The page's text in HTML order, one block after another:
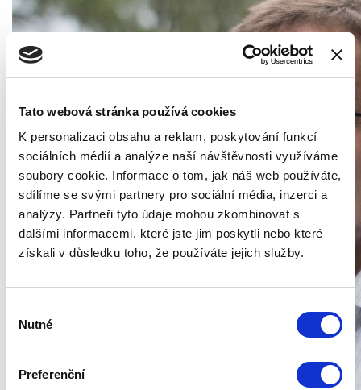
Tato webová stránka používá cookies
K personalizaci obsahu a reklam, poskytování funkcí
sociálních médií a analýze naší návštěvnosti využíváme
soubory cookie. Informace o tom, jak náš web používáte,
sdílíme se svými partnery pro sociální média, inzerci a
analýzy. Partneři tyto údaje mohou zkombinovat s
dalšími informacemi, které jste jim poskytli nebo které
získali v důsledku toho, že používáte jejich služby.
souhlasu
Nutné
Preferenční